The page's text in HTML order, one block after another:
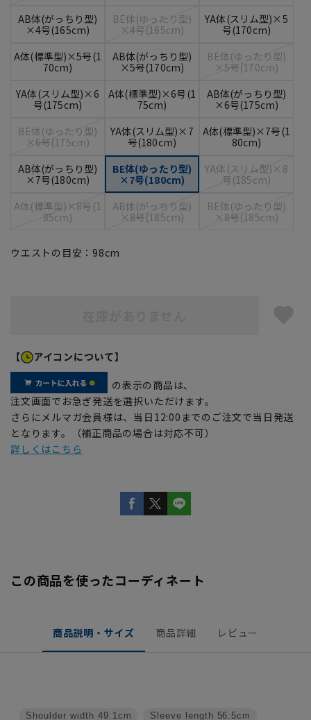
AB体(がっちり型)
×4号(165cm)
BE体(ゆったり型)
×4号(165cm)
YA体(スリム型)×5
号(170cm)
A体(標準型)×5号(1
70cm)
AB体(がっちり型)
×5号(170cm)
BE体(ゆったり型)
×5号(170cm)
YA体(スリム型)×6
号(175cm)
A体(標準型)×6号(1
75cm)
AB体(がっちり型)
×6号(175cm)
BE体(ゆったり型)
×6号(175cm)
YA体(スリム型)×7
号(180cm)
A体(標準型)×7号(1
80cm)
AB体(がっちり型)
×7号(180cm)
BE体(ゆったり型)
×7号(180cm)
YA体(スリム型)×8
号(185cm)
A体(標準型)×8号(1
85cm)
AB体(がっちり型)
×8号(185cm)
BE体(ゆったり型)
×8号(185cm)
ウエストの目安： 98cm
【 アイコンについて】
の表示の商品は、
注文画面でお急ぎ発送を選択いただけます。
さらにメルマガ会員様は、当日12:00までのご注文で当日発送
となります。（補正商品の場合は対応不可）
詳しくはこちら
この商品を使ったコーディネート
商品説明・サイズ 商品詳細 レビュー
Sleeve length 56.5cm
Shoulder width 49.1cm